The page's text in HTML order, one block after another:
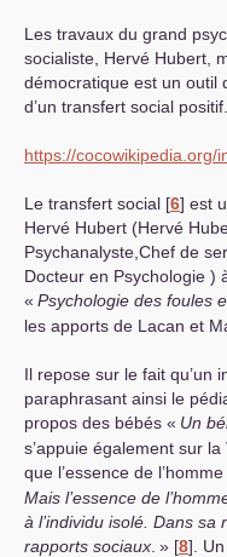
Les travaux du grand
socialiste, Hervé Hubert,
démocratique est un outil
d’un transfert social positif.
https://cocowikipedia.org/
Le transfert social [6] est
Hervé Hubert (Hervé
Psychanalyste,Chef de
Docteur en Psychologie )
« Psychologie des foules
les apports de Lacan et
Il repose sur le fait qu’un
paraphrasant ainsi le
propos des bébés « Un
s’appuie également sur la
que l’essence de
Mais l’essence de
à l’individu isolé. Dans sa
rapports sociaux » [8] .